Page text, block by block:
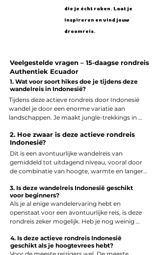
die je écht raken. Laat je
inspireren en vind jouw
droomreis.
Veelgestelde vragen – 15-daagse rondreis
Authentiek Ecuador
1. Wat voor soort hikes doe je tijdens deze
wandelreis in Indonesië?
Tijdens deze actieve rondreis door Indonesië
wandel je door een enorme variatie aan
landschappen. Je maakt jungle-trekkings in
over vulkaanpaden op Java (zoals de Bromo
sunrise hike en de Kawah Ijen nachthike),
verkent kratermeren op Flores en
onderneemt een meerdaagse Rinjani trekking
op Lombok.
met rustigere trajecten door dorpen,
rijstvelden en natuurgebieden. Het tempo
wordt afgestemd op jouw niveau en reisstijl.
2. Hoe zwaar is deze actieve rondreis
Indonesië?
Dit is een avontuurlijke wandelreis van
gemiddeld tot uitdagend niveau, vooral door
de combinatie van hoogte, warmte en langere
maar een goede basisconditie en plezier in
wandelen zijn belangrijk.
De zwaarste onderdelen (zoals de Rinjani
summit push) zijn optioneel, zodat je ook kunt
genieten zonder overal het uiterste te hoeven
3. Is deze wandelreis Indonesië geschikt
voor beginners?
Als je al enige wandelervaring hebt en
openstaat voor een avontuurlijke reis, is deze
rondreis zeker mogelijk. Heb je nog weinig
wandelen in tropische omstandigheden, dan
adviseren we om dit vooraf met ons te
4. Is deze actieve rondreis Indonesië
geschikt als je hoogtevrees hebt?